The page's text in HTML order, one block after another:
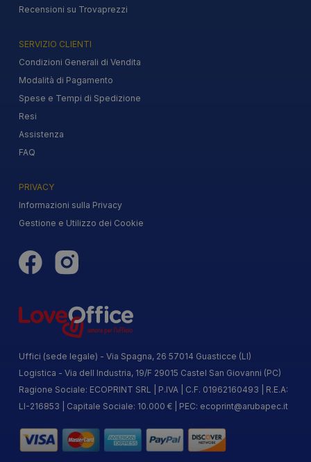
Recensioni su Trovaprezzi
SERVIZIO CLIENTI
Condizioni Generali di Vendita
Modalità di Pagamento
Spese e Tempi di Spedizione
Resi
Assistenza
FAQ
PRIVACY
Informazioni sulla Privacy
Gestione e Utilizzo dei Cookie
Uffici (sede legale) - Via Spagna, 26 57014 Guasticce (LI)
Logistica - Via dell Industria, 19/F 29015 Castel San Giovanni (PC)
Ragione Sociale: ECOPRINT SRL | P.IVA | C.F. 01962160493 | R.E.A:
LI-216853 | Capitale Sociale: 10.000 € | PEC: ecoprint@arubapec.it